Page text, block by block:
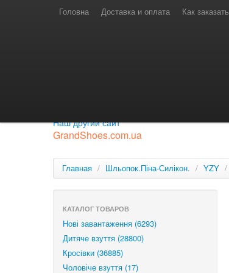
Головна Доставка и оплата Как заказать
Лайф: (063) 527-76-88 МТС: (050) 967-41-33
Наш другий сайт
GrandShoes.com.ua
Главная / Шльопок.Піна-Силікон. / YZY /
КАТАЛОГ ТОВАРОВ
Нові завантаження (6293)
Дитяче взуття (28800)
Кросівки (36885)
Чоловіче взуття (17)